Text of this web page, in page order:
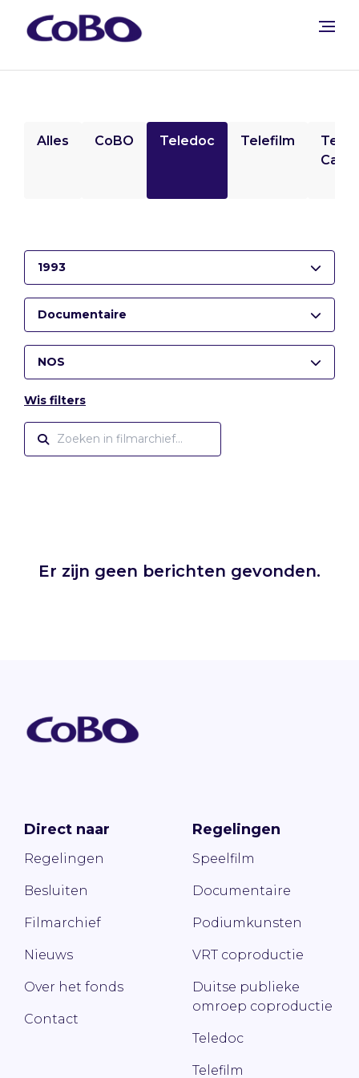
Alles CoBO Teledoc Telefilm
1993
Documentaire
NOS
Wis filters
Er zijn geen berichten gevonden.
Direct naar
Regelingen
Besluiten
Filmarchief
Nieuws
Over het fonds
Contact
Regelingen
Speelfilm
Documentaire
Podiumkunsten
VRT coproductie
Duitse publieke
omroep coproductie
Teledoc
Telefilm